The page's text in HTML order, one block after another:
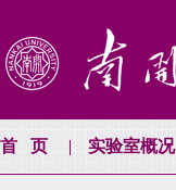
首页 实验室概况